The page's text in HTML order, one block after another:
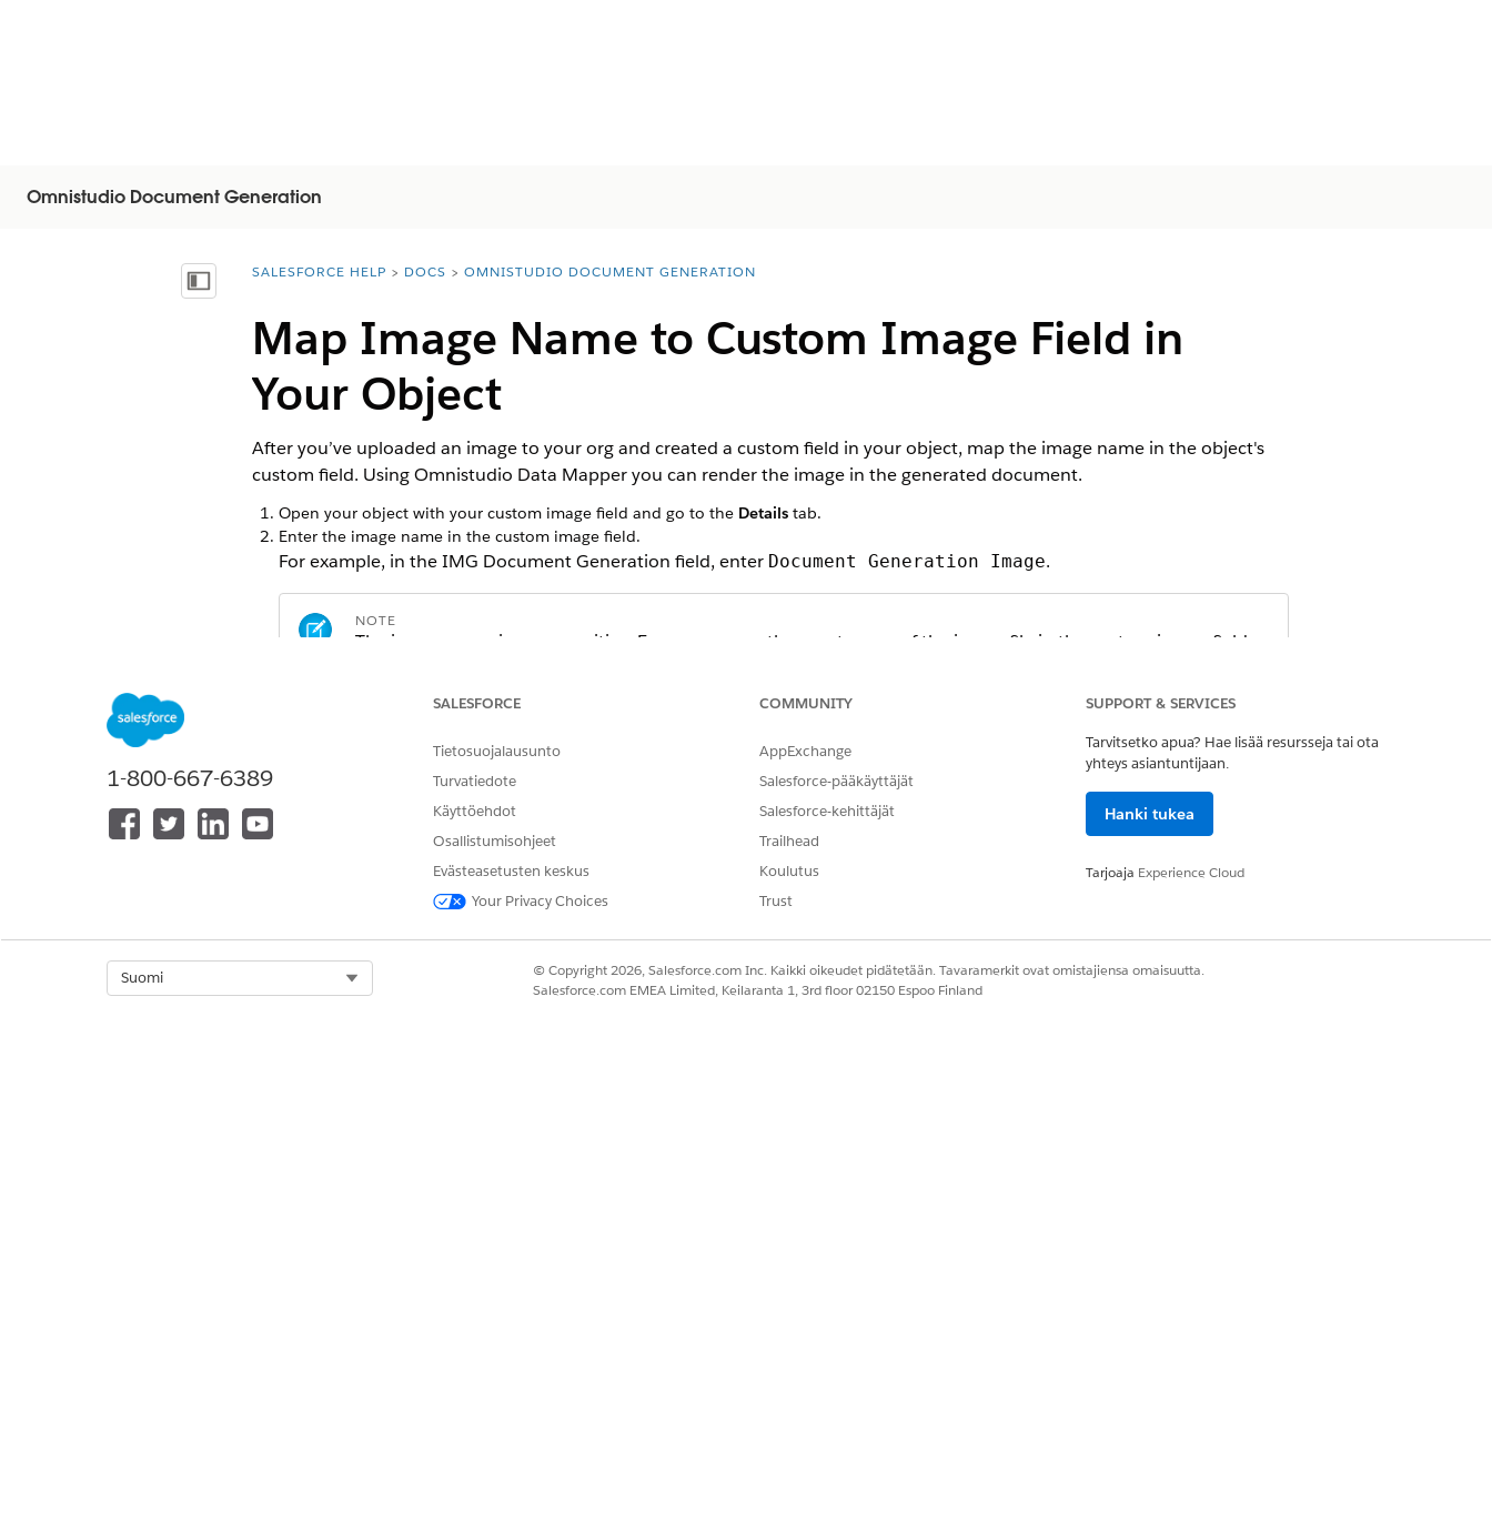
Omnistudio Document Generation
Näytä sisällysluettelo
You are here:
SALESFORCE HELP DOCS OMNISTUDIO DOCUMENT GENERATION
Map Image Name to Custom Image Field in
Your Object
After you’ve uploaded an image to your org and created a custom field in your object, map the image name in the object's
custom field. Using Omnistudio Data Mapper you can render the image in the generated document.
Open your object with your custom image field and go to the Detailstab.
Enter the image name in the custom image field.
For example, in the IMG Document Generation field, enter Document Generation Image.
NOTE
The image name is case-sensitive. Ensure you use the exact name of the image file in the custom image field so
RATKAISIKO TÄMÄ ARTIKKELI ONGELMASI?
Anna palautetta, jotta voimme kehittyä!
Kyllä
1-800-667-6389
SALESFORCE
Tietosuojalausunto
Turvatiedote
Käyttöehdot
Osallistumisohjeet
Evästeasetusten keskus
Your Privacy Choices
COMMUNITY
AppExchange
Salesforce-pääkäyttäjät
Salesforce-kehittäjät
Trailhead
Koulutus
Trust
SUPPORT & SERVICES
Tarvitsetko apua? Hae lisää resursseja tai ota
yhteys asiantuntijaan.
Hanki tukea
Tarjoaja Experience Cloud
Suomi
© Copyright 2026, Salesforce.com Inc. Kaikki oikeudet pidätetään. Tavaramerkit ovat omistajiensa omaisuutta.
Salesforce.com EMEA Limited, Keilaranta 1, 3rd floor 02150 Espoo Finland